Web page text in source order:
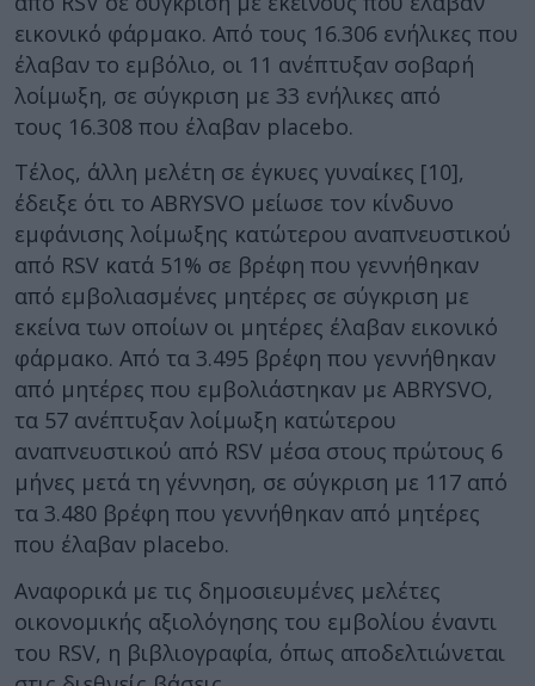
εικονικό φάρμακο. Από τους 16.306 ενήλικες που
έλαβαν το εμβόλιο, οι 11 ανέπτυξαν σοβαρή
λοίμωξη, σε σύγκριση με 33 ενήλικες από
τους 16.308 που έλαβαν placebo.
Τέλος, άλλη μελέτη σε έγκυες γυναίκες [10],
έδειξε ότι το ABRYSVO μείωσε τον κίνδυνο
εμφάνισης λοίμωξης κατώτερου αναπνευστικού
από RSV κατά 51% σε βρέφη που γεννήθηκαν
από εμβολιασμένες μητέρες σε σύγκριση με
εκείνα των οποίων οι μητέρες έλαβαν εικονικό
φάρμακο. Από τα 3.495 βρέφη που γεννήθηκαν
από μητέρες που εμβολιάστηκαν με ABRYSVO,
τα 57 ανέπτυξαν λοίμωξη κατώτερου
αναπνευστικού από RSV μέσα στους πρώτους 6
μήνες μετά τη γέννηση, σε σύγκριση με 117 από
τα 3.480 βρέφη που γεννήθηκαν από μητέρες
που έλαβαν placebo.
Αναφορικά με τις δημοσιευμένες μελέτες
οικονομικής αξιολόγησης του εμβολίου έναντι
του RSV, η βιβλιογραφία, όπως αποδελτιώνεται